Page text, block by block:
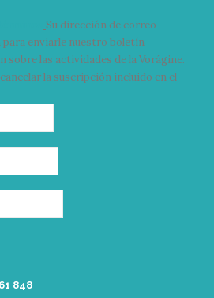
Su dirección de correo
enviarle nuestro boletín
las actividades de la Vorágine.
la suscripción incluido en el
848‬